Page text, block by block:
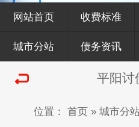
网站首页 收费标准
城市分站 债务资讯
平阳讨
位置： 首页 » 城市分